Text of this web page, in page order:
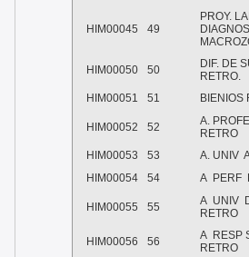
HIM00045 49
PROY.
HIM00050 50
DIF. DE
RETRO.
HIM00051
51 BIENIOS
HIM00052 52
A.
RETRO
HIM00053
53 A. UNIV
HIM00054
54 A PERF
HIM00055 55 A UNIV
RETRO
HIM00056 56 A RESP
RETRO